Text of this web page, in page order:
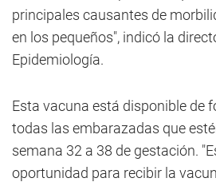
principales causantes de
en los pequeños", indicó la
Epidemiología.
Esta vacuna está disponible de
todas las embarazadas que
semana 32 a 38 de gestación.
oportunidad para recibir la